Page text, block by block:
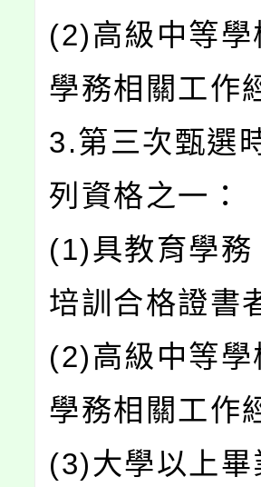
(2)高級中等
學務相關工作
3.第三次甄選
列資格之一：
(1)具教育學
培訓合格證書
(2)高級中等
學務相關工作
(3)大學以上畢